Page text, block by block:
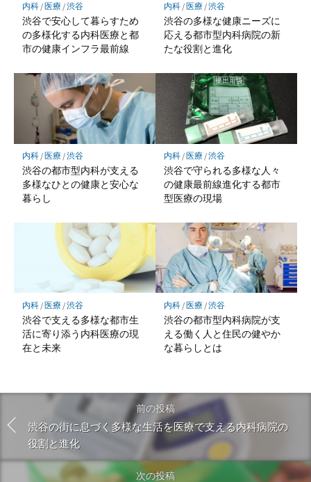
内科/医療/渋谷
渋谷で安心して暮らすため
の多様化する内科医療と都
市の健康インフラ最前線
内科/医療/渋谷
渋谷の多様な健康ニーズに
応える都市型内科病院の新
たな役割と進化
内科/医療/渋谷
渋谷の都市型内科が支える
多様なひとの健康と安心な
暮らし
内科/医療/渋谷
渋谷で守られる多様な人々
の健康最前線進化する都市
型医療の現場
内科/医療/渋谷
渋谷で支える多様な都市生
活に寄り添う内科医療の現
在と未来
内科/医療/渋谷
渋谷の都市型内科病院が支
える働く人と住民の健やか
な暮らしとは
前の投稿
渋谷の街に息づく多様な生活を医療で支える内科病院の
役割と進化
次の投稿